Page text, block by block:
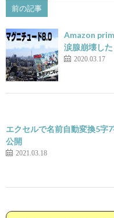
前の記事
Amazon
涙腺崩壊した
2020.03.17
エクセルで名前自動変換5字
公開
2021.03.18